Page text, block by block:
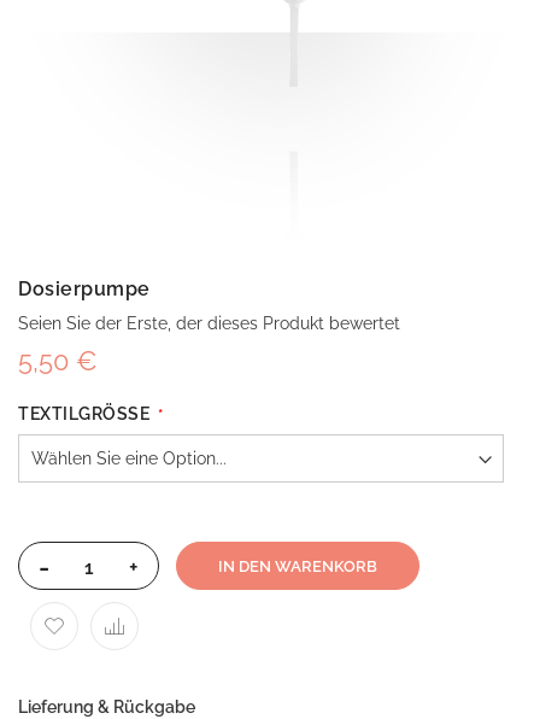
Dosierpumpe
Seien Sie der Erste, der dieses Produkt bewertet
5,50 €
TEXTILGRÖSSE
- + IN DEN WARENKORB
Lieferung & Rückgabe